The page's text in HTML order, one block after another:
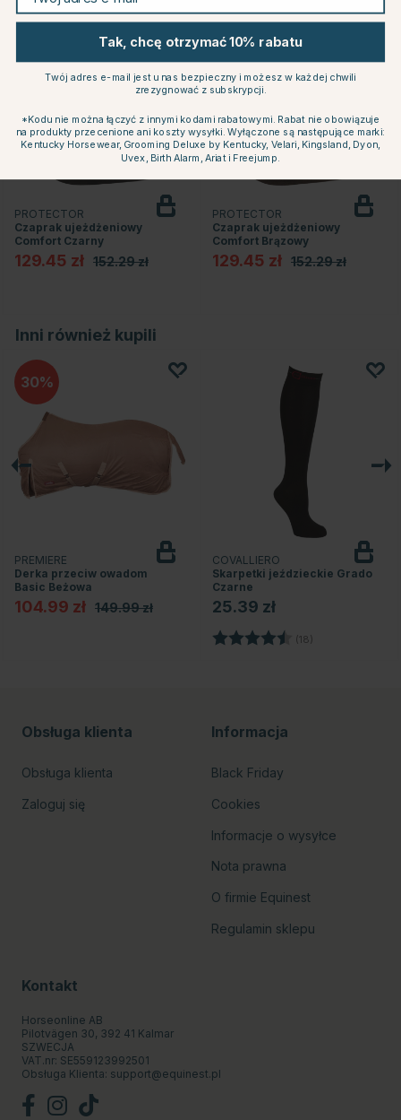
PROTECTOR
Czaprak ujeżdżeniowy
Comfort Czarny
129.45 zł 152.29 zł
15
PROTECTOR
Czaprak ujeżdżeniowy
Comfort Brązowy
129.45 zł 152.29 zł
Inni również kupili
30
PREMIERE
Derka przeciw owadom
Basic Beżowa
104.99 zł 149.99 zł
COVALLIERO
Skarpetki jeździeckie Grado
Czarne
25.39 zł
Ocena: (18)
Obsługa klienta
Obsługa klienta
Zaloguj się
Informacja
Black Friday
Cookies
Informacje o wysyłce
Nota prawna
O firmie Equinest
Regulamin sklepu
Kontakt
Horseonline AB
Pilotvägen 30, 392 41 Kalmar
SZWECJA
VAT.nr: SE559123992501
Obsługa Klienta: support@equinest.pl
Tak, chcę otrzymać 10% rabatu
Twój adres e-mail jest u nas bezpieczny i możesz w każdej chwili
zrezygnować z subskrypcji.
*Kodu nie można łączyć z innymi kodami rabatowymi. Rabat nie obowiązuje
na produkty przecenione ani koszty wysyłki. Wyłączone są następujące marki:
Kentucky Horsewear, Grooming Deluxe by Kentucky, Velari, Kingsland, Dyon,
Uvex, Birth Alarm, Ariat i Freejump.